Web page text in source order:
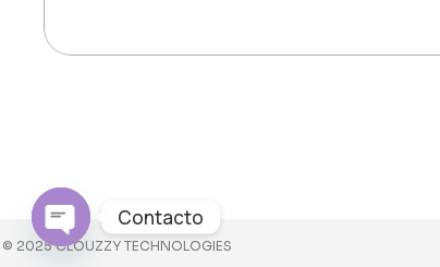
© 2025 CLOUZZY TECHNOLOGIES
Contacto
Open